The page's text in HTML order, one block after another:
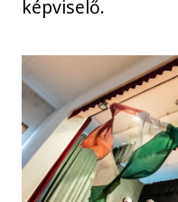
képviselő.